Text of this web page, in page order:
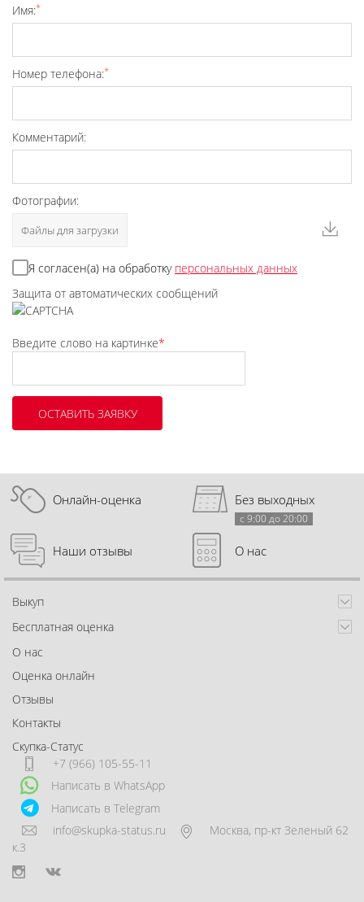
Имя:*
Номер телефона:*
Комментарий:
Фотографии:
Файлы для загрузки
Я согласен(а) на обработку персональных данных
Защита от автоматических сообщений
Введите слово на картинке*
Онлайн-оценка Без выходных
с 9:00 до 20:00
Наши отзывы О нас
Выкуп
Бесплатная оценка
О нас
Оценка онлайн
Отзывы
Контакты
Скупка-Статус
+7 (966) 105-55-11
Написать в WhatsApp
Написать в Telegram
info@skupka-status.ru
Москва, пр-кт Зеленый 62
к.3